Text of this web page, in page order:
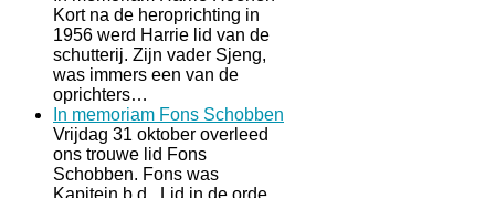
Kort na de heroprichting in
1956 werd Harrie lid van de
schutterij. Zijn vader Sjeng,
was immers een van de
oprichters…
In memoriam Fons Schobben
Vrijdag 31 oktober overleed
ons trouwe lid Fons
Schobben. Fons was